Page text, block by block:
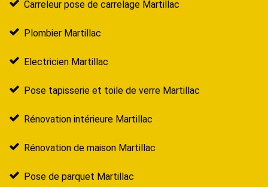
Carreleur pose de carrelage Martillac
Plombier Martillac
Electricien Martillac
Pose tapisserie et toile de verre Martillac
Rénovation intérieure Martillac
Rénovation de maison Martillac
Pose de parquet Martillac